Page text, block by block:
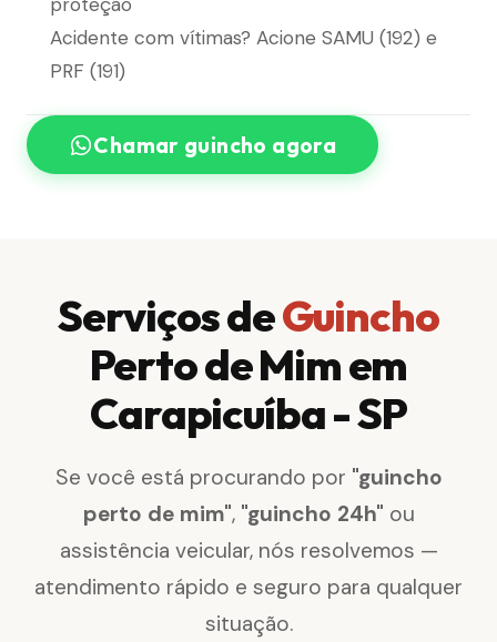
Acidente com vítimas? Acione SAMU (192) e
PRF (191)
Chamar guincho agora
Serviços deGuincho
Perto de Mim em
Carapicuíba - SP
Se você está procurando por "guincho
perto de mim", "guincho 24h" ou
assistência veicular, nós resolvemos —
atendimento rápido e seguro para qualquer
situação.